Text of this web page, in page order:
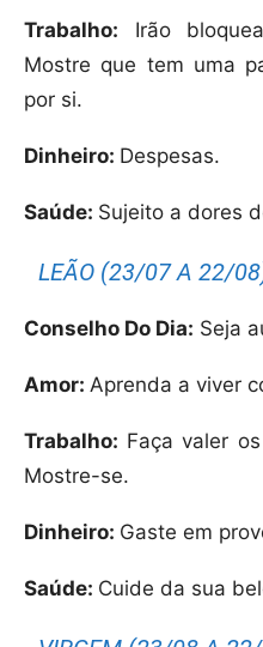
Trabalho: Irão
Mostre que tem uma
por si.
Dinheiro: Despesas.
Saúde: Sujeito a dores
LEÃO (23/07 A 22/
Conselho Do Dia: Seja
Amor: Aprenda a viver
Trabalho: Faça valer
Mostre-se.
Dinheiro: Gaste em
Saúde: Cuide da sua